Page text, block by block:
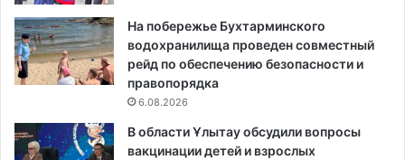
На побережье Бухтарминского
водохранилища проведен совместный
рейд по обеспечению безопасности и
правопорядка
6.08.2026
В области Ұлытау обсудили вопросы
вакцинации детей и взрослых